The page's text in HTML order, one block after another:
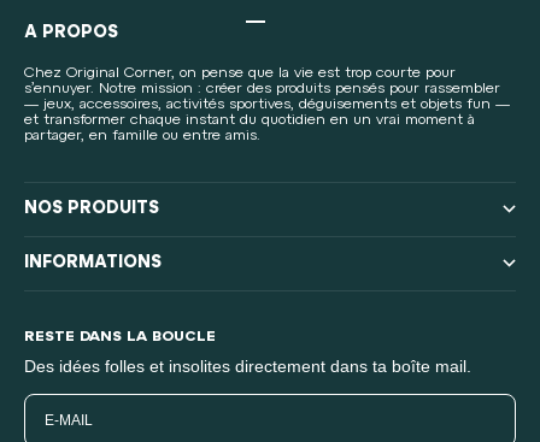
A PROPOS
Chez Original Corner, on pense que la vie est trop courte pour
s’ennuyer. Notre mission : créer des produits pensés pour rassembler
— jeux, accessoires, activités sportives, déguisements et objets fun —
et transformer chaque instant du quotidien en un vrai moment à
partager, en famille ou entre amis.
NOS PRODUITS
INFORMATIONS
RESTE DANS LA BOUCLE
Des idées folles et insolites directement dans ta boîte mail.
Email